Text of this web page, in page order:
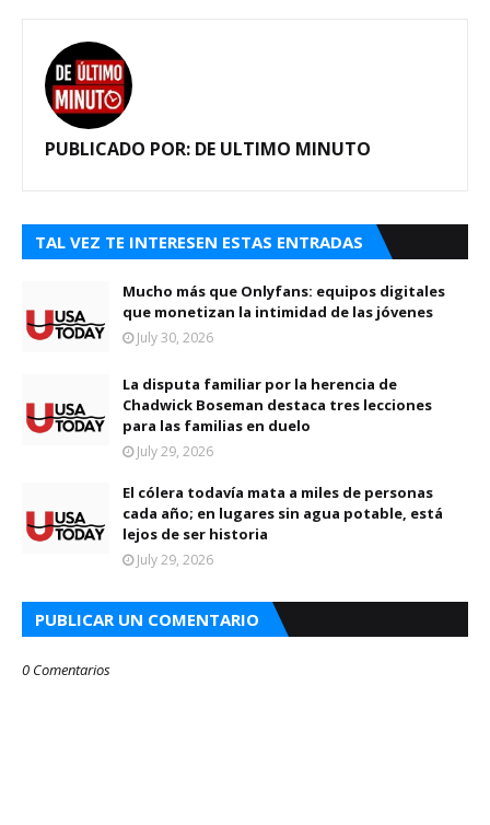
PUBLICADO POR: DE ULTIMO MINUTO
TAL VEZ TE INTERESEN ESTAS ENTRADAS
Mucho más que Onlyfans: equipos digitales
que monetizan la intimidad de las jóvenes
July 30, 2026
La disputa familiar por la herencia de
Chadwick Boseman destaca tres lecciones
para las familias en duelo
July 29, 2026
El cólera todavía mata a miles de personas
cada año; en lugares sin agua potable, está
lejos de ser historia
July 29, 2026
PUBLICAR UN COMENTARIO
0 Comentarios